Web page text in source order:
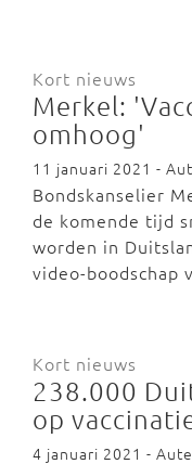
Kort nieuws
Merkel:
omhoog'
11 januari 2021 -
Bondskanselier
de komende tijd
worden in
video-boodschap
Kort nieuws
238.000
op
4 januari 2021 -